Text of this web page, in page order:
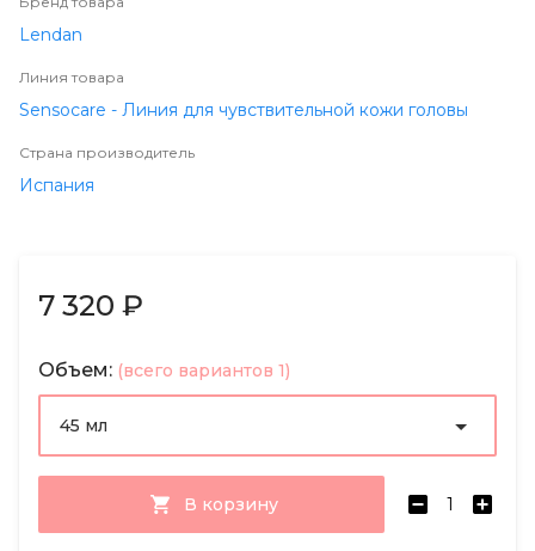
Lendan
Линия товара
Sensocare - Линия для чувствительной кожи головы
Страна производитель
Испания
7 320 ₽
Объем: (всего вариантов 1)
45 мл
В корзину